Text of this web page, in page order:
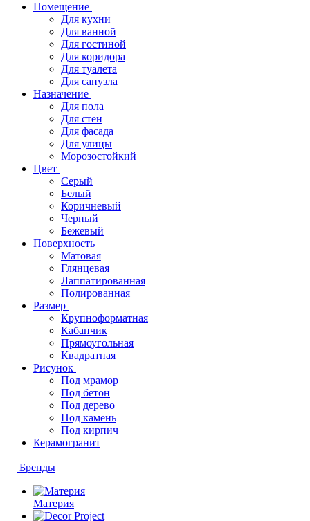
Помещение
Для кухни
Для ванной
Для гостиной
Для коридора
Для туалета
Для санузла
Назначение
Для пола
Для стен
Для фасада
Для улицы
Морозостойкий
Цвет
Серый
Белый
Коричневый
Черный
Бежевый
Поверхность
Матовая
Глянцевая
Лаппатированная
Полированная
Размер
Крупноформатная
Кабанчик
Прямоугольная
Квадратная
Рисунок
Под мрамор
Под бетон
Под дерево
Под камень
Под кирпич
Керамогранит
Бренды
Материя